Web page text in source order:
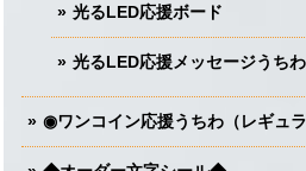
光るLED応援ボード
光るLED応援メッセージうちわ
◉ワンコイン応援うちわ（レギュ